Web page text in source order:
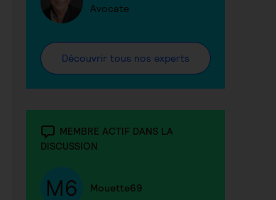
Avocate
Découvrir tous nos experts
MEMBRE ACTIF DANS LA
DISCUSSION
Mouette69